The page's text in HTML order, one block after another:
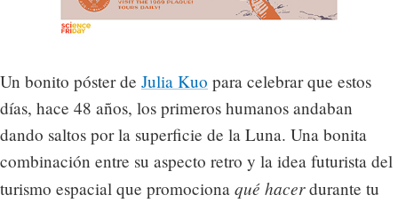
Un bonito póster de Julia Kuo para celebrar que estos
días, hace 48 años, los primeros humanos andaban
dando saltos por la superficie de la Luna. Una bonita
combinación entre su aspecto retro y la idea futurista del
turismo espacial que promociona qué hacerdurante tu